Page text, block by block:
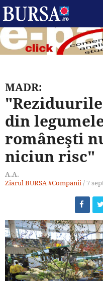
MADR:
din
româneşti
niciun risc"
A.A.
Ziarul BURSA#Companii/ 7